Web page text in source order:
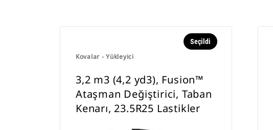
Kovalar - Yükleyici
Seçildi
3,2 m3 (4,2 yd3), Fusion™
Ataşman Değiştirici, Taban
Kenarı, 23.5R25 Lastikler